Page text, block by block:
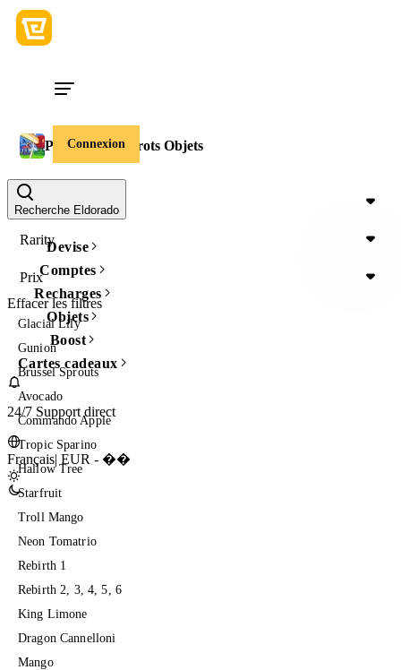
Connexion
Recherche Eldorado
Devise
Comptes
Recharges
Objets
Boost
Cartes cadeaux
24/7 Support direct
Français| EUR - ��
Plants vs Brainrots Objets
Item Type
Rarity
Prix
Effacer les filtres
Glacial Lily
Gunion
Brussel Sprouts
Avocado
Commando Apple
Tropic Sparino
Hallow Tree
Starfruit
Troll Mango
Neon Tomatrio
Rebirth 1
Rebirth 2, 3, 4, 5, 6
King Limone
Dragon Cannelloni
Mango